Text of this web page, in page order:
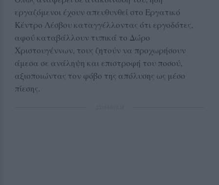
εργαζόμενοι έχουν απευθυνθεί στο Εργατικό
Κέντρο Λέσβου καταγγέλλοντας ότι εργοδότες,
αφού καταβάλλουν τυπικά το Δώρο
Χριστουγέννων, τους ζητούν να προχωρήσουν
άμεσα σε ανάληψη και επιστροφή του ποσού,
αξιοποιώντας τον φόβο της απόλυσης ως μέσο
πίεσης.